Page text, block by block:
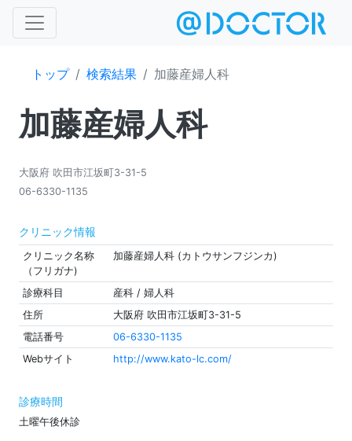
トップ 検索結果 加藤産婦人科
加藤産婦人科
大阪府 吹田市江坂町3-31-5
06-6330-1135
クリニック情報
クリニック名称
（フリガナ)
加藤産婦人科 (カトウサンフジンカ)
診療科目
産科 / 婦人科
住所
大阪府 吹田市江坂町3-31-5
電話番号
06-6330-1135
Webサイト
http://www.kato-lc.com/
診療時間
土曜午後休診